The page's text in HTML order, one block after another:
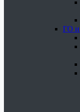
ГО